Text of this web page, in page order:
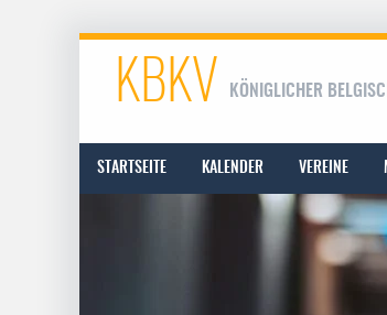
KBKV KÖNIGLICHER
STARTSEITE KALENDER VEREINE